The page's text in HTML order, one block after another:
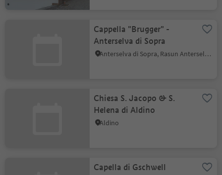
Cappella "Brugger" -
Anterselva di Sopra
Anterselva di Sopra, Rasun Anterselva, Regione dolomitica Plan de Corones
Chiesa S. Jacopo & S.
Helena di Aldino
Aldino
Capella di Gschwell